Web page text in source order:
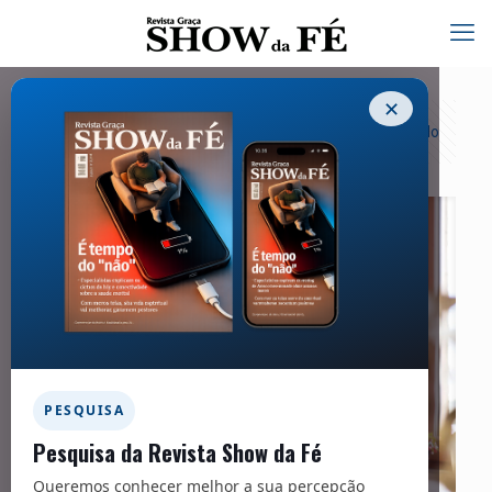
✕
PESQUISA
Pesquisa da Revista Show da Fé
Queremos conhecer melhor a sua percepção
Categorias Tags Exibir tudo